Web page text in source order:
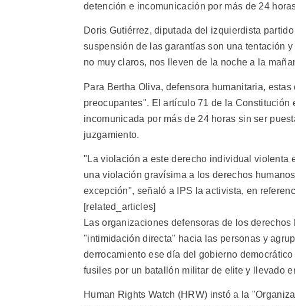
detención e incomunicación por más de 24
Doris Gutiérrez, diputada del izquierdista
suspensión de las garantías son una tentación
no muy claros, nos lleven de la noche a la
Para Bertha Oliva, defensora humanitaria,
preocupantes". El artículo 71 de la
incomunicada por más de 24 horas sin ser
juzgamiento.
"La violación a este derecho individual violenta
una violación gravísima a los derechos
excepción", señaló a IPS la activista, en
[related_articles]
Las organizaciones defensoras de los
"intimidación directa" hacia las personas y
derrocamiento ese día del gobierno
fusiles por un batallón militar de elite y llevado
Human Rights Watch (HRW) instó a la